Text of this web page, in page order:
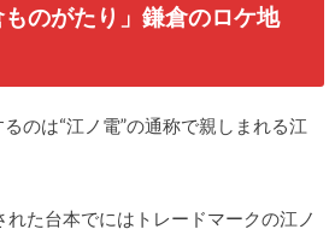
ものがたり」鎌倉のロケ地
のは“江ノ電”の通称で親しまれる江
た台本でにはトレードマークの江ノ